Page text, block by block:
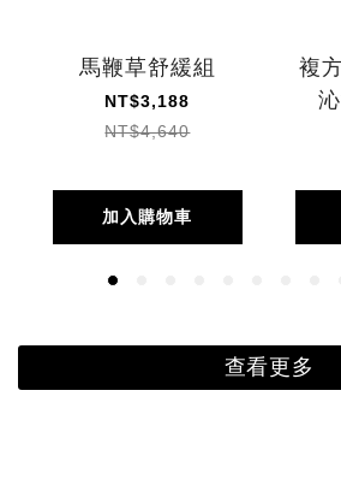
馬鞭草舒緩組
NT$3,188
NT$4,640
加入購物車
複
查看更多